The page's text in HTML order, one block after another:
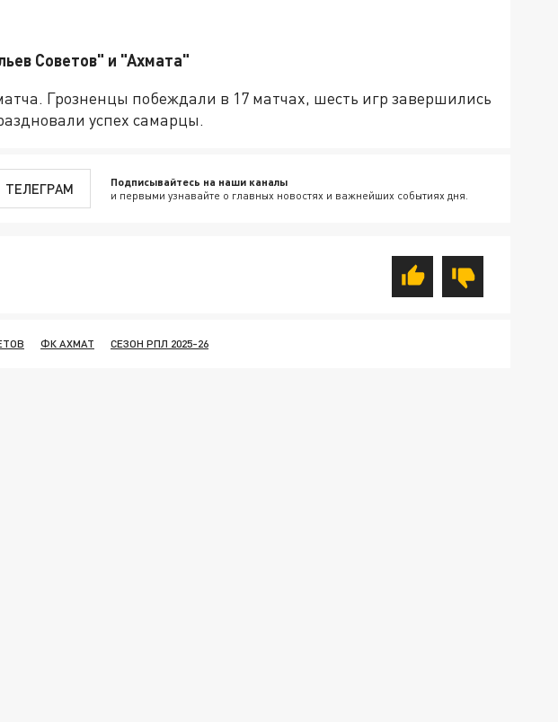
Советов" и "Ахмата"
Грозненцы побеждали в 17 матчах, шесть игр завершились
успех самарцы.
ТЕЛЕГРАМ Подписывайтесь на наши каналы
и первыми узнавайте о главных новостях и важнейших событиях дня.
ФК АХМАТ СЕЗОН РПЛ 2025-26